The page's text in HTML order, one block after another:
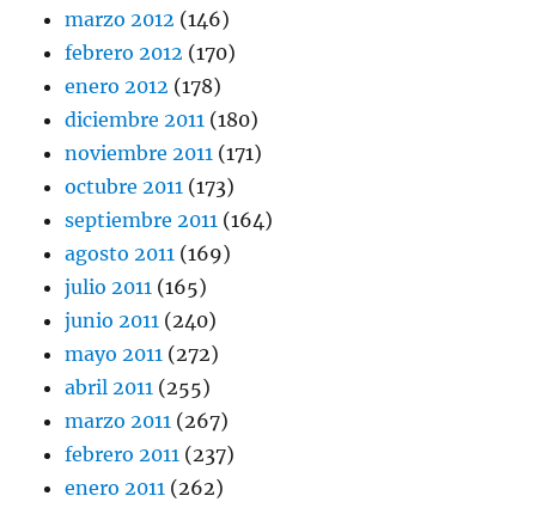
marzo 2012 (146)
febrero 2012 (170)
enero 2012 (178)
diciembre 2011 (180)
noviembre 2011 (171)
octubre 2011 (173)
septiembre 2011 (164)
agosto 2011 (169)
julio 2011 (165)
junio 2011 (240)
mayo 2011 (272)
abril 2011 (255)
marzo 2011 (267)
febrero 2011 (237)
enero 2011 (262)